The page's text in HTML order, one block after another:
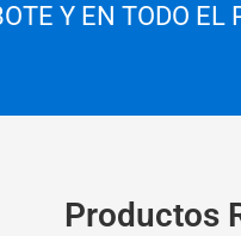
Y EN TODO EL
Productos